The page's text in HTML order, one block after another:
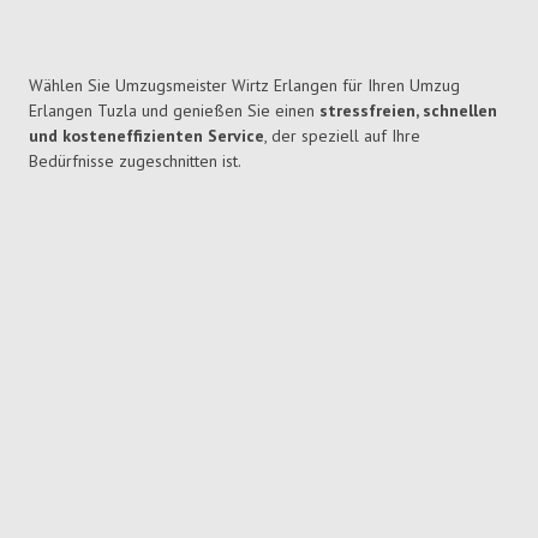
Wählen Sie Umzugsmeister Wirtz Erlangen für Ihren Umzug
Erlangen Tuzla und genießen Sie einen stressfreien, schnellen
und kosteneffizienten Service, der speziell auf Ihre
Bedürfnisse zugeschnitten ist.